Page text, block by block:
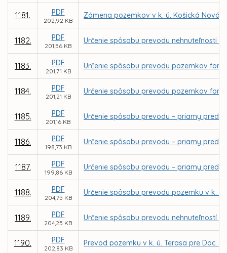
1181. PDF
202,92 KB
Zámena pozemkov v k. ú. Košická Nová
1182. PDF
201,56 KB
Určenie spôsobu prevodu nehnuteľnosti -
1183. PDF
201,71 KB
Určenie spôsobu prevodu pozemkov
1184. PDF
201,21 KB
Určenie spôsobu prevodu pozemkov
1185. PDF
201,16 KB
Určenie spôsobu prevodu – priamy
1186. PDF
198,73 KB
Určenie spôsobu prevodu – priamy
1187. PDF
199,86 KB
Určenie spôsobu prevodu – priamy
1188. PDF
204,75 KB
Určenie spôsobu prevodu pozemku v k.
1189. PDF
204,25 KB
Určenie spôsobu prevodu nehnuteľností -
1190. PDF
202,83 KB
Prevod pozemku v k. ú. Terasa pre Doc.